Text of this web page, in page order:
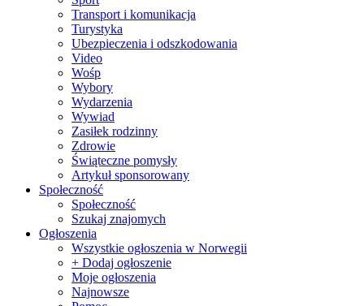
Transport i komunikacja
Turystyka
Ubezpieczenia i odszkodowania
Video
Wośp
Wybory
Wydarzenia
Wywiad
Zasiłek rodzinny
Zdrowie
Świąteczne pomysły
Artykuł sponsorowany
Społeczność
Społeczność
Szukaj znajomych
Ogłoszenia
Wszystkie ogłoszenia w Norwegii
+ Dodaj ogłoszenie
Moje ogłoszenia
Najnowsze